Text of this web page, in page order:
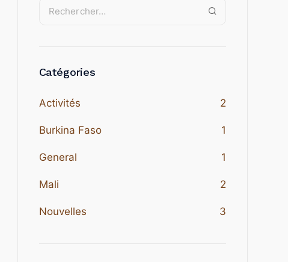
Catégories
Activités 2
Burkina Faso 1
General 1
Mali 2
Nouvelles 3